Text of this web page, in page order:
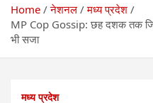
Home नेशनल
मध्य प्रदेश
MP Cop Gossip: छह दशक तक
भी सजा
मध्य प्रदेश